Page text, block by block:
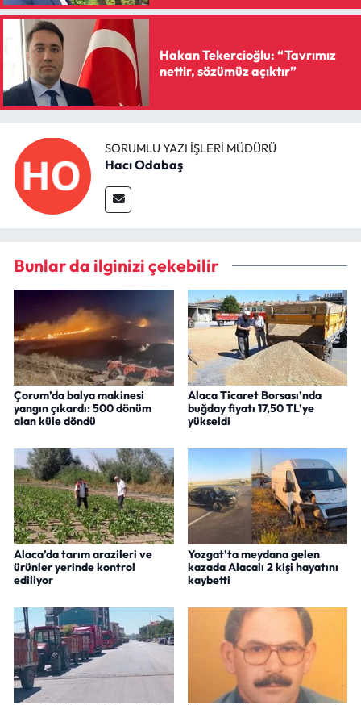
Hakan Tekercioğlu: “Tavrımız
nettir, sözümüz açıktır”
SORUMLU YAZI İŞLERI MÜDÜRÜ
Hacı Odabaş
Bunlar da ilginizi çekebilir
Çorum’da balya makinesi
yangın çıkardı: 500 dönüm
alan küle döndü
Alaca Ticaret Borsası’nda
buğday fiyatı 17,50 TL’ye
yükseldi
Alaca’da tarım arazileri ve
ürünler yerinde kontrol
ediliyor
Yozgat’ta meydana gelen
kazada Alacalı 2 kişi hayatını
kaybetti